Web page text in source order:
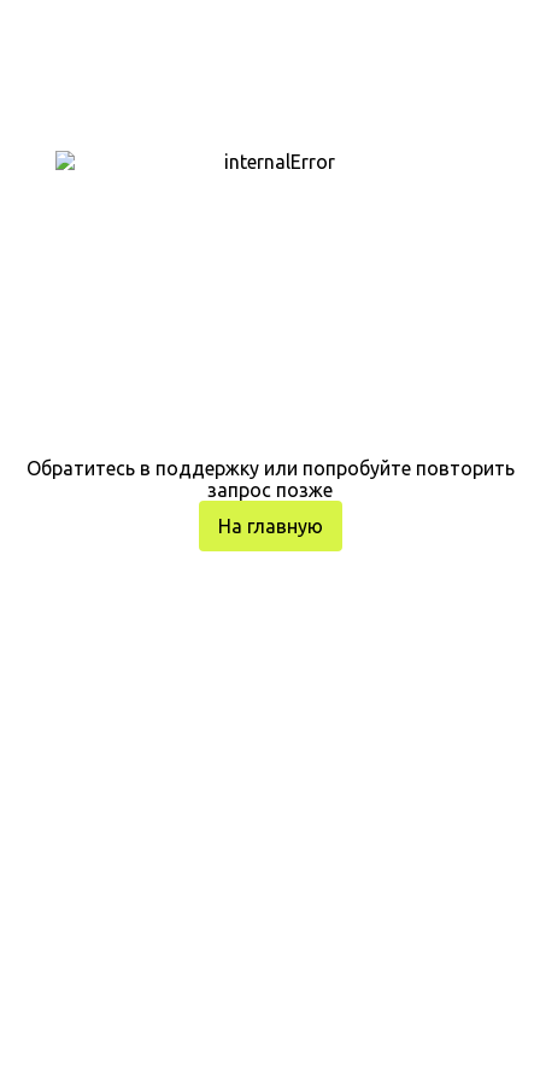
Обратитесь в поддержку или попробуйте повторить
запрос позже
На главную